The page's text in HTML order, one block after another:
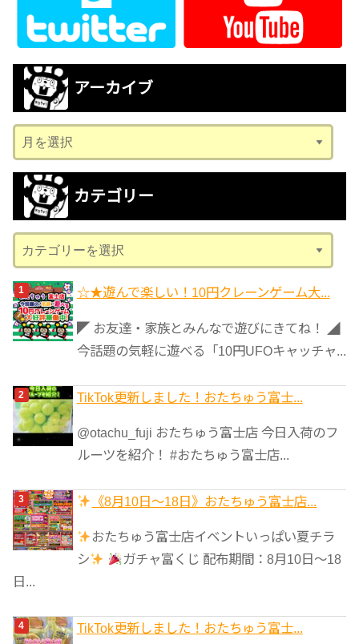
アーカイブ
ー
カ
ブ
カテゴリー
テ
ゴ
リ
ー
☆★遊んで楽しい！10円クレーンゲーム大...
◤ お友達・家族とみんなで遊びにきてね！ ◢
今話題の気軽に遊べる「10円UFOキャッチャ...
TikTok更新しました！おたちゅう富士...
@otachu_fuji おたちゅう富士店 今日入荷のフ
ルーツを紹介！ #おたちゅう富士店...
《8月10日～18日》おたちゅう富士店...
おたちゅう富士店イベントいっぱい夏チラ
シ
ガチャ富くじ 配布期間：8月10日～18
日...
TikTok更新しました！おたちゅう富士...